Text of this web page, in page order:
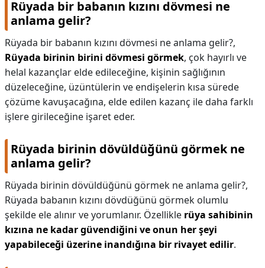
Rüyada bir babanın kızını dövmesi ne
anlama gelir?
Rüyada bir babanın kızını dövmesi ne anlama gelir?,
Rüyada birinin birini dövmesi görmek, çok hayırlı ve
helal kazançlar elde edileceğine, kişinin sağlığının
düzeleceğine, üzüntülerin ve endişelerin kısa sürede
çözüme kavuşacağına, elde edilen kazanç ile daha farklı
işlere girileceğine işaret eder.
Rüyada birinin dövüldüğünü görmek ne
anlama gelir?
Rüyada birinin dövüldüğünü görmek ne anlama gelir?,
Rüyada babanın kızını dövdüğünü görmek olumlu
şekilde ele alınır ve yorumlanır. Özellikle rüya sahibinin
kızına ne kadar güvendiğini ve onun her şeyi
yapabileceği üzerine inandığına bir rivayet edilir.